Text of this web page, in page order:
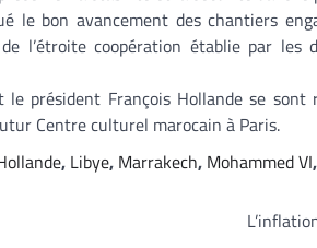
le bon avancement des chantiers
l’étroite coopération établie par
président François Hollande se
Centre culturel marocain à Paris.
, Libye, Marrakech, Mohammed VI,